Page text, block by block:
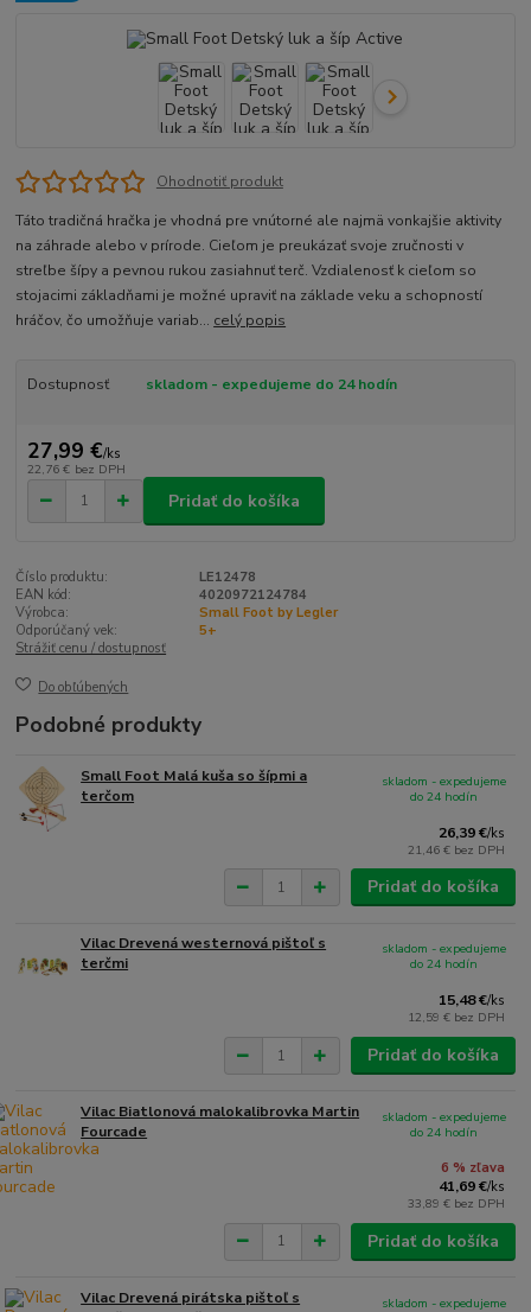
Ohodnotiť produkt
Táto tradičná hračka je vhodná pre vnútorné ale najmä vonkajšie aktivity
na záhrade alebo v prírode. Cieľom je preukázať svoje zručnosti v
streľbe šípy a pevnou rukou zasiahnuť terč. Vzdialenosť k cieľom so
stojacimi základňami je možné upraviť na základe veku a schopností
hráčov, čo umožňuje variab... celý popis
Dostupnosť skladom - expedujeme do 24 hodín
27,99 €/ks
22,76 € bez DPH
Pridať do košíka
Číslo produktu:
LE12478
EAN kód:
4020972124784
Výrobca:
Small Foot by Legler
Odporúčaný vek:
5+
Strážiť cenu / dostupnosť
Do obľúbených
Podobné produkty
Small Foot Malá kuša so šípmi a
terčom
26,39 €/ks
21,46 € bez DPH
skladom - expedujeme
do 24 hodín
Pridať do košíka
Vilac Drevená westernová pištoľ s
terčmi
15,48 €/ks
12,59 € bez DPH
skladom - expedujeme
do 24 hodín
Pridať do košíka
Vilac Biatlonová malokalibrovka Martin
Fourcade
6 % zľava
41,69 €/ks
33,89 € bez DPH
skladom - expedujeme
do 24 hodín
Pridať do košíka
Vilac Drevená pirátska pištoľ s
skladom - expedujeme